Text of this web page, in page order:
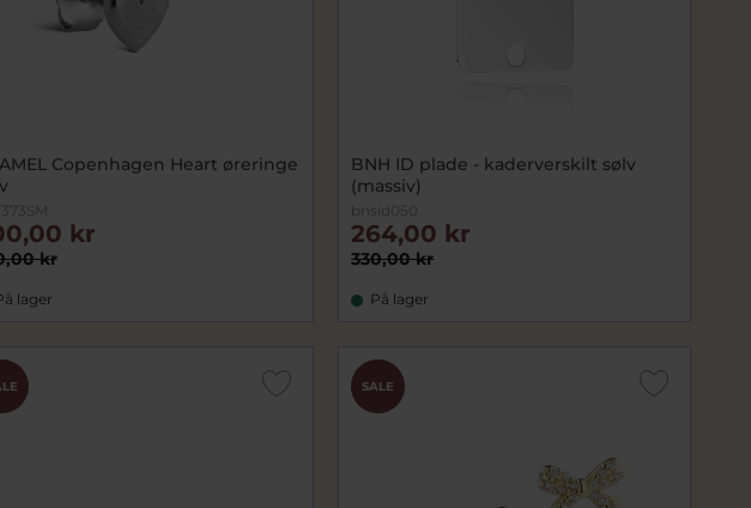
Copenhagen Heart øreringe
kr
kr
lager
BNH ID plade - kaderverskilt sølv
(massiv)
bnsid050
330,00 kr
264,00 kr
På lager
PRIS
SALE